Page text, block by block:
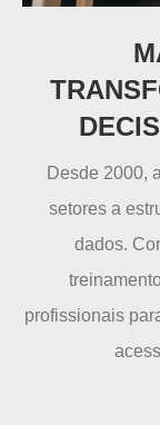
Desde 2000,
setores a
dados.
profissionais